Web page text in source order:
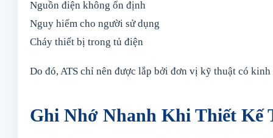
Nguồn điện không ổn định
Nguy hiểm cho người sử dụng
Cháy thiết bị trong tủ điện
Do đó, ATS chỉ nên được lắp bởi đơn vị kỹ thuật có
Ghi Nhớ Nhanh Khi Thiết Kế